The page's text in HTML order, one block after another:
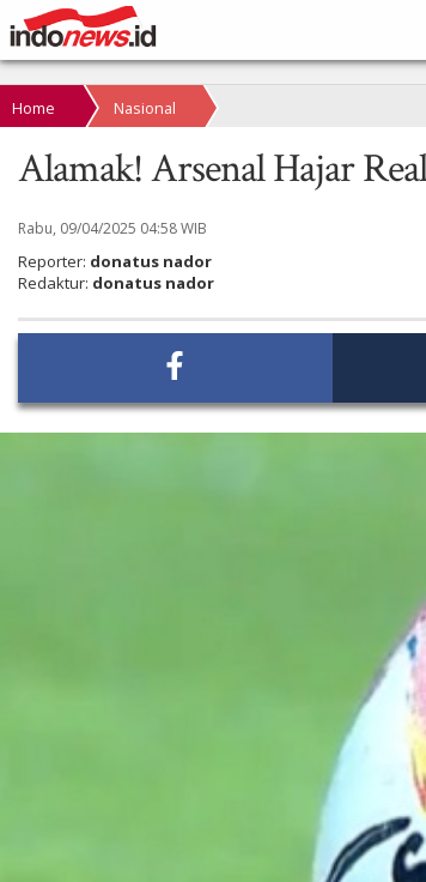
Home Nasional
Alamak! Arsenal Hajar
Rabu, 09/04/2025 04:58 WIB
Reporter: donatus nador
Redaktur: donatus nador